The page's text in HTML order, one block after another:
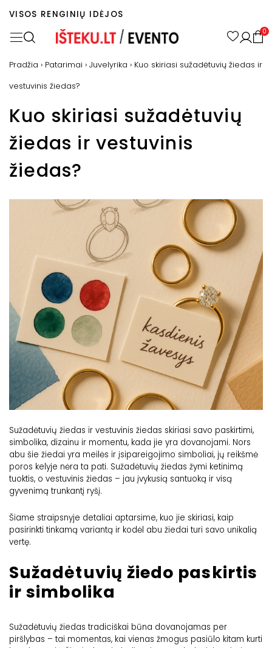
VISOS RENGINIŲ IDĖJOS
0
Pradžia › Patarimai › Juvelyrika › Kuo skiriasi sužadėtuvių žiedas ir
vestuvinis žiedas?
Kuo skiriasi sužadėtuvių
žiedas ir vestuvinis
žiedas?
Sužadėtuvių žiedas ir vestuvinis žiedas skiriasi savo paskirtimi,
simbolika, dizainu ir momentu, kada jie yra dovanojami. Nors
abu šie žiedai yra meilės ir įsipareigojimo simboliai, jų reikšmė
poros kelyje nėra ta pati. Sužadėtuvių žiedas žymi ketinimą
tuoktis, o vestuvinis žiedas – jau įvykusią santuoką ir visą
gyvenimą trunkantį ryšį.
Šiame straipsnyje detaliai aptarsime, kuo jie skiriasi, kaip
pasirinkti tinkamą variantą ir kodėl abu žiedai turi savo unikalią
vertę.
Sužadėtuvių žiedo paskirtis
ir simbolika
Sužadėtuvių žiedas tradiciškai būna dovanojamas per
piršlybas – tai momentas, kai vienas žmogus pasiūlo kitam kurti